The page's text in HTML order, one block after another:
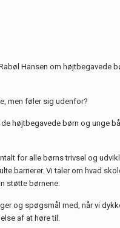
Hansen om højtbegavede
men føler sig udenfor?
højtbegavede børn og unge
for alle børns trivsel og
barrierer. Vi taler om hvad
støtte børnene.
og spøgsmål med, når vi
af at høre til.